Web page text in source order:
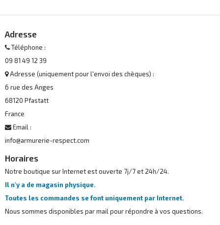
Adresse
Téléphone :
09 81 49 12 39
Adresse (uniquement pour l'envoi des chèques) :
6 rue des Anges
68120 Pfastatt
France
Email :
info@armurerie-respect.com
Horaires
Notre boutique sur Internet est ouverte 7j/7 et 24h/24.
Il n'y a de magasin physique.
Toutes les commandes se font uniquement par Internet.
Nous sommes disponibles par mail pour répondre à vos questions.